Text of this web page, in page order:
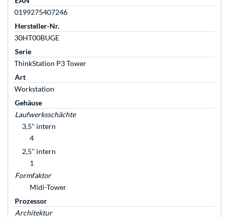
0199275407246
Hersteller-Nr.
30HT00BUGE
Serie
ThinkStation P3 Tower
Art
Workstation
Gehäuse
Laufwerksschächte
3,5" intern
4
2,5" intern
1
Formfaktor
Midi-Tower
Prozessor
Architektur